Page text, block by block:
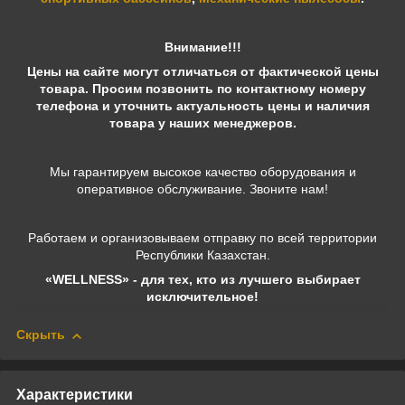
Внимание!!!
Цены на сайте могут отличаться от фактической цены
товара. Просим позвонить по контактному номеру
телефона и уточнить актуальность цены и наличия
товара у наших менеджеров.
Мы гарантируем высокое качество оборудования и
оперативное обслуживание. Звоните нам!
Работаем и организовываем отправку по всей территории
Республики Казахстан.
«WELLNESS» - для тех, кто из лучшего выбирает
исключительное!
Скрыть
Характеристики